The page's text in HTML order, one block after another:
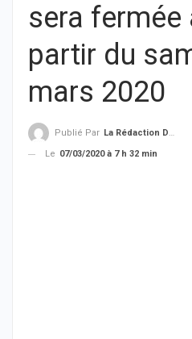
sera fermée
partir du
mars 2020
Publié Par La Rédaction De THIEYSENEGAL.com
Le 07/03/2020 à 7 h 32 min